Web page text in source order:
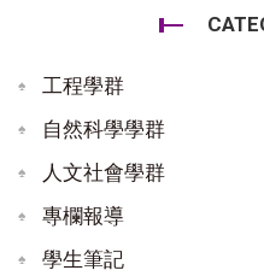
工程學群
自然科學學群
人文社會學群
專欄報導
學生筆記